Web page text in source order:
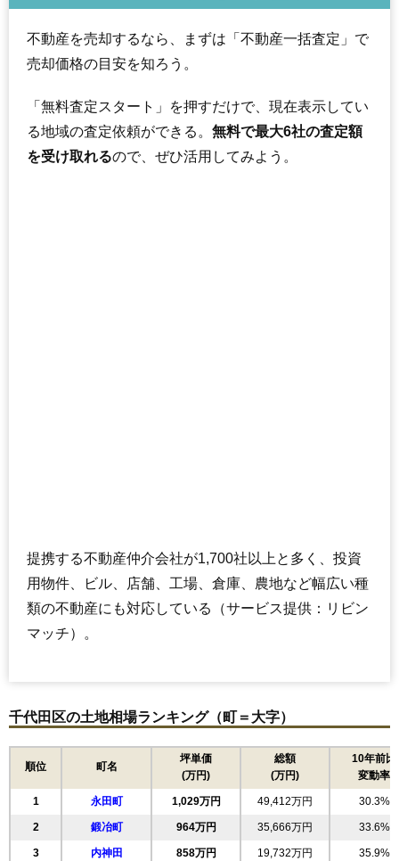
不動産を売却するなら、まずは「不動産一括査定」で
売却価格の目安を知ろう。
「無料査定スタート」を押すだけで、現在表示してい
る地域の査定依頼ができる。 無料で最大6社の査定額
を受け取れるので、ぜひ活用してみよう。
提携する不動産仲介会社が1,700社以上と多く、投資
用物件、ビル、店舗、工場、倉庫、農地など幅広い種
類の不動産にも対応している（サービス提供：リビン
マッチ）。
千代田区の土地相場ランキング（町＝大字）
順位 町名
坪単価
(万円)
総額
(万円)
10年前比
変動率
1 永田町 1,029万円 49,412万円 30.3%
2 鍛冶町 964万円 35,666万円 33.6%
3 内神田 858万円 19,732万円 35.9%